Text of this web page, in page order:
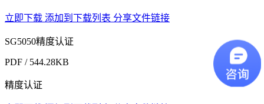
立即下载 添加到下载列表 分享文件链接
SG5050精度认证
PDF / 544.28KB
精度认证